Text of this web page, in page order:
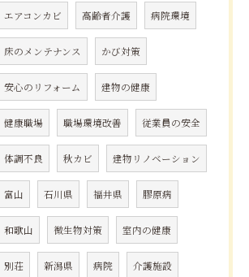
エアコンカビ 高齢者介護 病院環境
床のメンテナンス かび対策
安心のリフォーム 建物の健康
健康職場 職場環境改善 従業員の安全
体調不良 秋カビ 建物リノベーション
富山 石川県 福井県 膠原病
和歌山 微生物対策 室内の健康
別荘 新潟県 病院 介護施設